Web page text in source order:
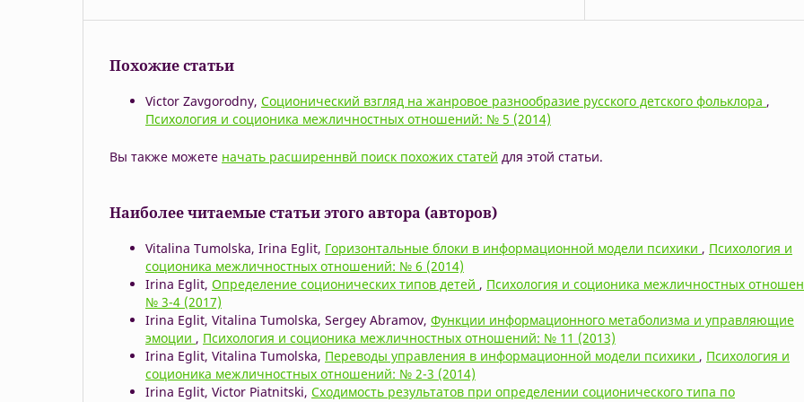
Похожие статьи
Victor Zavgorodny, Соционический взгляд на жанровое разнообразие русского детского фольклора ,
Психология и соционика межличностных отношений: № 5 (2014)
Вы также можете начать расширеннвй поиск похожих статей для этой статьи.
Наиболее читаемые статьи этого автора (авторов)
Vitalina Tumolska, Irina Eglit, Горизонтальные блоки в информационной модели психики , Психология и
соционика межличностных отношений: № 6 (2014)
Irina Eglit, Определение соционических типов детей , Психология и соционика межличностных
№ 3-4 (2017)
Irina Eglit, Vitalina Tumolska, Sergey Abramov, Функции информационного метаболизма и управляющие
эмоции , Психология и соционика межличностных отношений: № 11 (2013)
Irina Eglit, Vitalina Tumolska, Переводы управления в информационной модели психики , Психология и
соционика межличностных отношений: № 2-3 (2014)
Irina Eglit, Victor Piatnitski, Cходимость результатов при определении соционического типа по